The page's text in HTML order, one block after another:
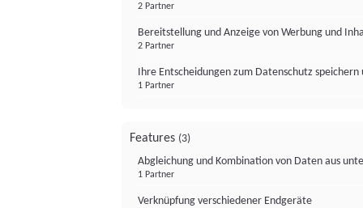
2 Partner
Bereitstellung und Anzeige von Werbung und
2 Partner
Ihre Entscheidungen zum Datenschutz
1 Partner
Features (3)
Abgleichung und Kombination von Daten aus
1 Partner
Verknüpfung verschiedener Endgeräte